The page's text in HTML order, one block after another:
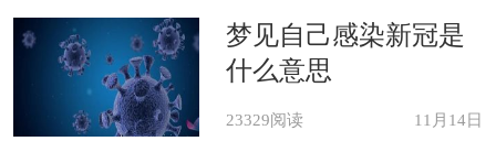
荐
梦见自己感染新冠是
什么意思
23329阅读 11月14日